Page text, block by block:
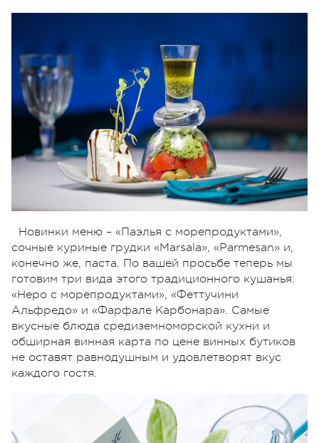
Новинки меню – «Паэлья с морепродуктами»,
сочные куриные грудки «Marsala», «Parmesan» и,
конечно же, паста. По вашей просьбе теперь мы
готовим три вида этого традиционного кушанья:
«Неро с морепродуктами», «Феттучини
Альфредо» и «Фарфале Карбонара». Самые
вкусные блюда средиземноморской кухни и
обширная винная карта по цене винных бутиков
не оставят равнодушным и удовлетворят вкус
каждого гостя.